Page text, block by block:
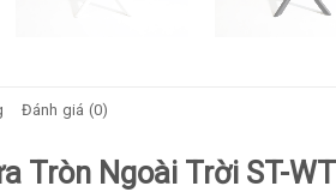
Đánh giá (0)
Tròn Ngoài Trời ST-